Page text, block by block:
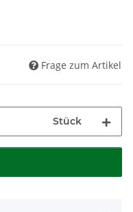
Frage zum Artikel
Stück